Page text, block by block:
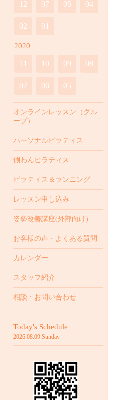
12 07 05 04
02 01
2020
11 10 09 08
07 06 05
オンラインレッスン（グル
ープ）
パーソナルピラティス
側わんピラティス
ピラティス＆ランニング
レッスン申し込み
姿勢改善講座(外部向け)
お客様の声・よくある質問
カレンダー
スタッフ紹介
相談・お問い合わせ
Today's Schedule
2026.08.09 Sunday